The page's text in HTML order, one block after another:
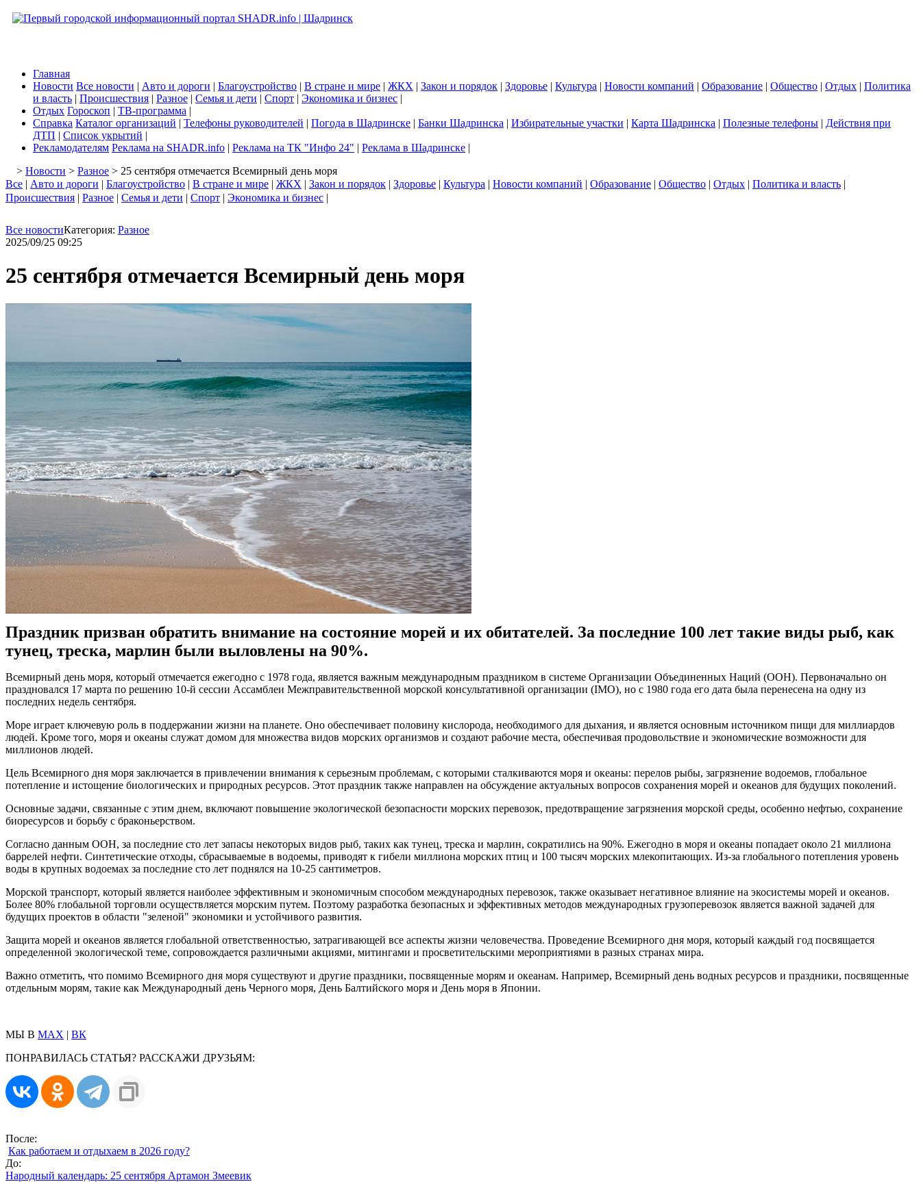
Главная
Новости Все новости | Авто и дороги | Благоустройство | В стране и мире | ЖКХ | Закон и порядок | Здоровье | Культура | Новости компаний | Образование | Общество | Отдых | Политика
и власть | Происшествия | Разное | Семья и дети | Спорт | Экономика и бизнес |
Отдых Гороскоп | ТВ-программа |
Справка Каталог организаций | Телефоны руководителей | Погода в Шадринске | Банки Шадринска | Избирательные участки | Карта Шадринска | Полезные телефоны | Действия при
ДТП | Список укрытий |
Рекламодателям Реклама на SHADR.info | Реклама на ТК "Инфо 24" | Реклама в Шадринске |
> Новости > Разное > 25 сентября отмечается Всемирный день моря
Все | Авто и дороги | Благоустройство | В стране и мире | ЖКХ | Закон и порядок | Здоровье | Культура | Новости компаний | Образование | Общество | Отдых | Политика и власть |
Происшествия | Разное | Семья и дети | Спорт | Экономика и бизнес |
Все новостиКатегория: Разное
2025/09/25 09:25
25 сентября отмечается Всемирный день моря
Праздник призван обратить внимание на состояние морей и их обитателей. За последние 100 лет такие виды рыб, как
тунец, треска, марлин были выловлены на 90%.
Всемирный день моря, который отмечается ежегодно с 1978 года, является важным международным праздником в системе Организации Объединенных Наций (ООН). Первоначально он
праздновался 17 марта по решению 10-й сессии Ассамблеи Межправительственной морской консультативной организации (IMO), но с 1980 года его дата была перенесена на одну из
последних недель сентября.
Море играет ключевую роль в поддержании жизни на планете. Оно обеспечивает половину кислорода, необходимого для дыхания, и является основным источником пищи для миллиардов
людей. Кроме того, моря и океаны служат домом для множества видов морских организмов и создают рабочие места, обеспечивая продовольствие и экономические возможности для
миллионов людей.
Цель Всемирного дня моря заключается в привлечении внимания к серьезным проблемам, с которыми сталкиваются моря и океаны: перелов рыбы, загрязнение водоемов, глобальное
потепление и истощение биологических и природных ресурсов. Этот праздник также направлен на обсуждение актуальных вопросов сохранения морей и океанов для будущих поколений.
Основные задачи, связанные с этим днем, включают повышение экологической безопасности морских перевозок, предотвращение загрязнения морской среды, особенно нефтью, сохранение
биоресурсов и борьбу с браконьерством.
Согласно данным ООН, за последние сто лет запасы некоторых видов рыб, таких как тунец, треска и марлин, сократились на 90%. Ежегодно в моря и океаны попадает около 21 миллиона
баррелей нефти. Синтетические отходы, сбрасываемые в водоемы, приводят к гибели миллиона морских птиц и 100 тысяч морских млекопитающих. Из-за глобального потепления уровень
воды в крупных водоемах за последние сто лет поднялся на 10-25 сантиметров.
Морской транспорт, который является наиболее эффективным и экономичным способом международных перевозок, также оказывает негативное влияние на экосистемы морей и океанов.
Более 80% глобальной торговли осуществляется морским путем. Поэтому разработка безопасных и эффективных методов международных грузоперевозок является важной задачей для
будущих проектов в области "зеленой" экономики и устойчивого развития.
Защита морей и океанов является глобальной ответственностью, затрагивающей все аспекты жизни человечества. Проведение Всемирного дня моря, который каждый год посвящается
определенной экологической теме, сопровождается различными акциями, митингами и просветительскими мероприятиями в разных странах мира.
Важно отметить, что помимо Всемирного дня моря существуют и другие праздники, посвященные морям и океанам. Например, Всемирный день водных ресурсов и праздники, посвященные
отдельным морям, такие как Международный день Черного моря, День Балтийского моря и День моря в Японии.
МЫ В MAX | ВК
ПОНРАВИЛАСЬ СТАТЬЯ? РАССКАЖИ ДРУЗЬЯМ:
После:
Как работаем и отдыхаем в 2026 году?
До:
Народный календарь: 25 сентября Артамон Змеевик